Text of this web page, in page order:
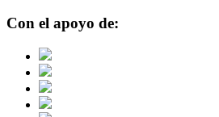
Con el apoyo de: